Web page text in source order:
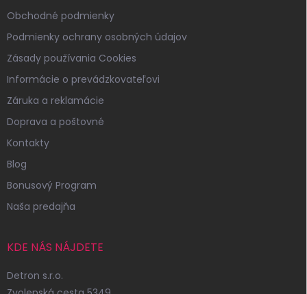
Obchodné podmienky
Podmienky ochrany osobných údajov
Zásady používania Cookies
Informácie o prevádzkovateľovi
Záruka a reklamácie
Doprava a poštovné
Kontakty
Blog
Bonusový Program
Naša predajňa
KDE NÁS NÁJDETE
Detron s.r.o.